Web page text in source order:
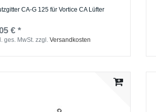
CA-G 125 für Vortice CA Lüfter
€ *
ges. MwSt. zzgl.Versandkosten